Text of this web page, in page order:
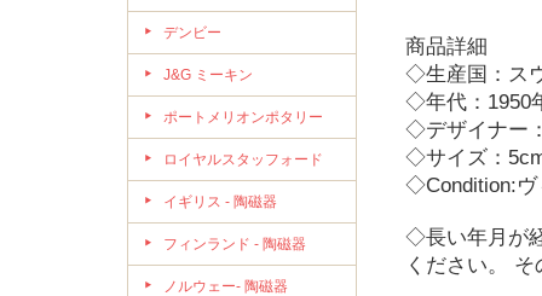
デンビー
J&G ミーキン
ポートメリオンポタリー
ロイヤルスタッフォード
イギリス - 陶磁器
フィンランド - 陶磁器
ノルウェー- 陶磁器
商品詳細
◇生産国：ス
◇年代：1950
◇デザイナー
◇サイズ：
◇Condition:ヴ
◇長い年月が
ください。